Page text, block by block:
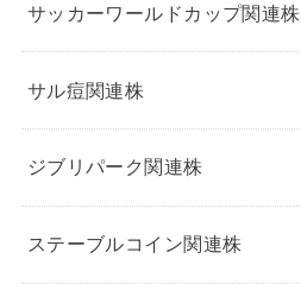
サッカーワールドカップ関連株
サル痘関連株
ジブリパーク関連株
ステーブルコイン関連株